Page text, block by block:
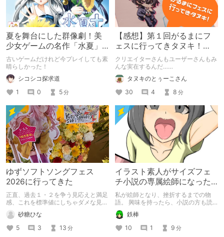
夏を舞台にした群像劇！美
少女ゲームの名作「水夏」
を今こそ！
古いゲームだけれど今プレイしても素
晴らしかった！
シコシコ探求道
1
0 5分
【感想】第１回がるまにフ
ェスに行ってきタヌキ！
【レポ】
クリエイターさんもユーザーさんもみ
んな実在するんだ……
タヌキのとぅーこさん
30
4 8 分
ゆずソフトソングフェス
2026に行ってきた
正直、過去１・２を争う見応えと満足
感、これを標準値にしちゃダメな見本
砂糖ひな
5
3 13 分
イラスト素人がサイズフェ
チ小説の専属絵師になった
お話
私が絵師となり、挫折するまでの物
語。 興味を持ったら、小説の方も読
んで欲しいなって感じ 私の絵を使っ
てくれてる小説書きさんのページＵＲ
Ｌ
https://www.pixiv.net/users/341489
鉄棒
10
1 9 分